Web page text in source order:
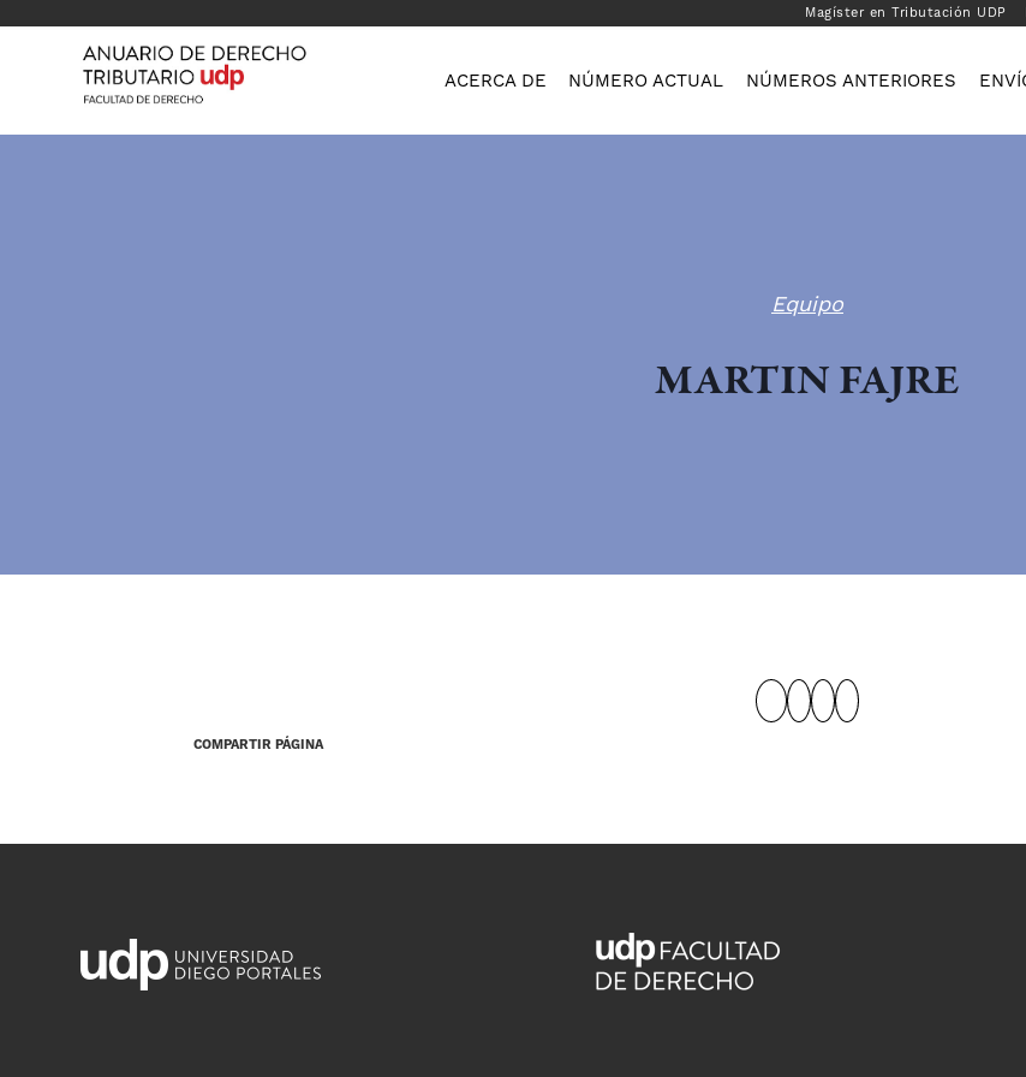
Magíster en Tributación UDP
ACERCA DE NÚMERO ACTUAL NÚMEROS ANTERIORES
Equipo
MARTIN FAJRE
COMPARTIR PÁGINA